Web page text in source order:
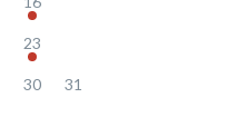
23
30 31